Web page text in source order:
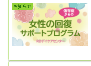
お知らせ